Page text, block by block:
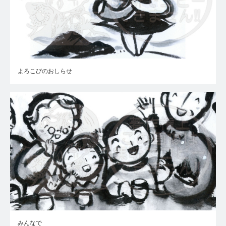
よろこびのおしらせ
みんなで